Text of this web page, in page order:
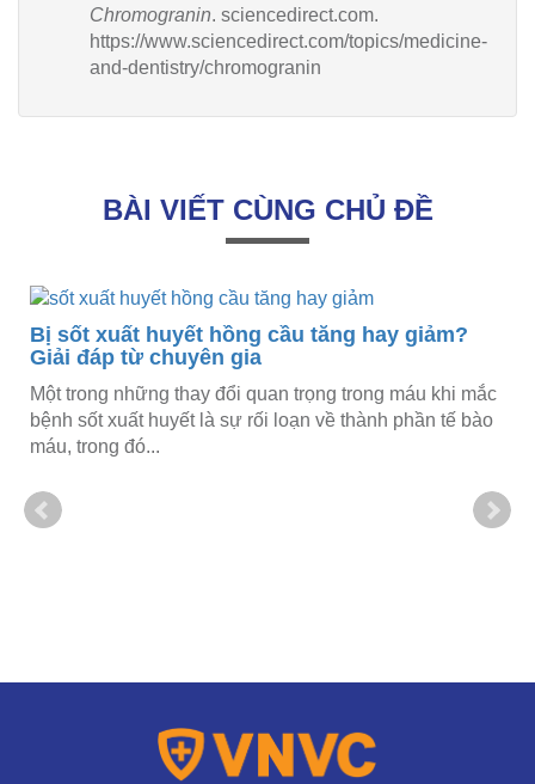
Chromogranin. sciencedirect.com.
https://www.sciencedirect.com/topics/medicine-
and-dentistry/chromogranin
BÀI VIẾT CÙNG CHỦ ĐỀ
Bị sốt xuất huyết hồng cầu tăng hay giảm?
Giải đáp từ chuyên gia
Một trong những thay đổi quan trọng trong máu khi mắc
bệnh sốt xuất huyết là sự rối loạn về thành phần tế bào
máu, trong đó...